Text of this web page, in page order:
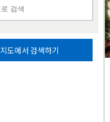
지도에서 검색하기